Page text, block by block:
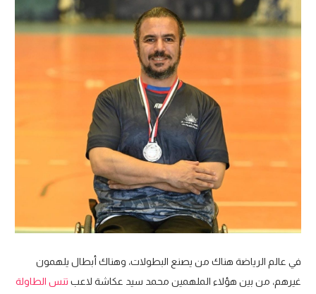
في عالم الرياضة هناك من يصنع البطولات، وهناك أبطال يلهمون
غيرهم، من بين هؤلاء الملهمين محمد سيد عكاشة لاعب تنس الطاولة